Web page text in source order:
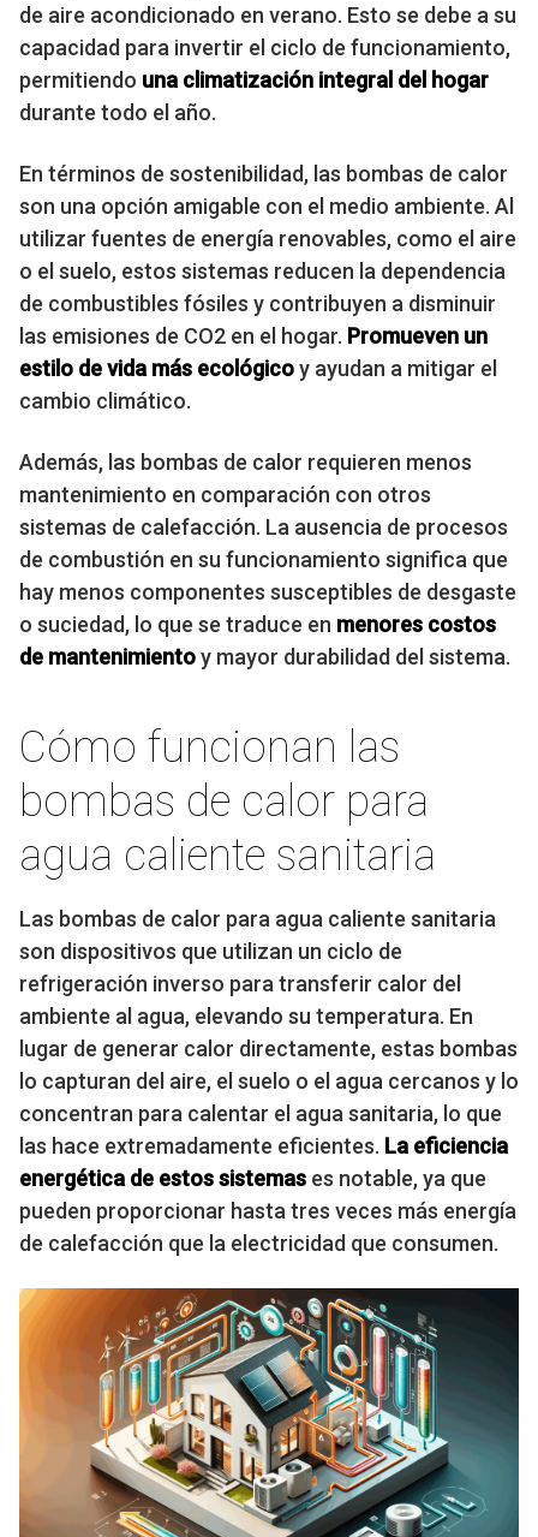
de aire acondicionado en verano. Esto se debe a su
capacidad para invertir el ciclo de funcionamiento,
permitiendo una climatización integral del hogar
durante todo el año.
En términos de sostenibilidad, las bombas de calor
son una opción amigable con el medio ambiente. Al
utilizar fuentes de energía renovables, como el aire
o el suelo, estos sistemas reducen la dependencia
de combustibles fósiles y contribuyen a disminuir
las emisiones de CO2 en el hogar. Promueven un
estilo de vida más ecológicoy ayudan a mitigar el
cambio climático.
Además, las bombas de calor requieren menos
mantenimiento en comparación con otros
sistemas de calefacción. La ausencia de procesos
de combustión en su funcionamiento significa que
hay menos componentes susceptibles de desgaste
o suciedad, lo que se traduce en menores costos
de mantenimientoy mayor durabilidad del sistema.
Cómo funcionan las
bombas de calor para
agua caliente sanitaria
Las bombas de calor para agua caliente sanitaria
son dispositivos que utilizan un ciclo de
refrigeración inverso para transferir calor del
ambiente al agua, elevando su temperatura. En
lugar de generar calor directamente, estas bombas
lo capturan del aire, el suelo o el agua cercanos y lo
concentran para calentar el agua sanitaria, lo que
las hace extremadamente eficientes. La eficiencia
energética de estos sistemas es notable, ya que
pueden proporcionar hasta tres veces más energía
de calefacción que la electricidad que consumen.